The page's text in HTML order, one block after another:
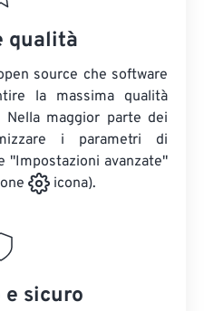
qualità
source che software
la massima qualità
maggior parte dei
i parametri di
"Impostazioni avanzate"
icona).
sicuro